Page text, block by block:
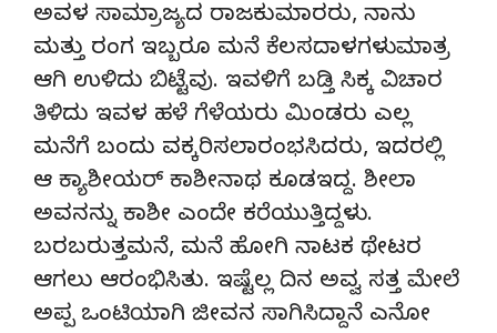
ಅವಳ ಸಾಮ್ರಾಜ್ಯದ ರಾಜಕುಮಾರರು, ನಾನು
ಮತ್ತು ರಂಗ ಇಬ್ಬರೂ ಮನೆ ಕೆಲಸದಾಳಗಳುಮಾತ್ರ
ಆಗಿ ಉಳಿದು ಬಿಟ್ಟೆವು. ಇವಳಿಗೆ ಬಡ್ತಿ ಸಿಕ್ಕ ವಿಚಾರ
ತಿಳಿದು ಇವಳ ಹಳೆ ಗೆಳೆಯರು ಮಿಂಡರು ಎಲ್ಲ
ಮನೆಗೆ ಬಂದು ವಕ್ಕರಿಸಲಾರಂಭಸಿದರು, ಇದರಲ್ಲಿ
ಆ ಕ್ಯಾಶೀಯರ್ ಕಾಶೀನಾಥ ಕೂಡಇದ್ದ. ಶೀಲಾ
ಅವನನ್ನು ಕಾಶೀ ಎಂದೇ ಕರೆಯುತ್ತಿದ್ದಳು.
ಬರಬರುತ್ತಮನೆ, ಮನೆ ಹೋಗಿ ನಾಟಕ ಥೇಟರ
ಆಗಲು ಆರಂಭಿಸಿತು. ಇಷ್ಟೆಲ್ಲ ದಿನ ಅವ್ವ ಸತ್ತ ಮೇಲೆ
ಅಪ್ಪ ಒಂಟಿಯಾಗಿ ಜೀವನ ಸಾಗಿಸಿದ್ದಾನೆ ಎನೋ